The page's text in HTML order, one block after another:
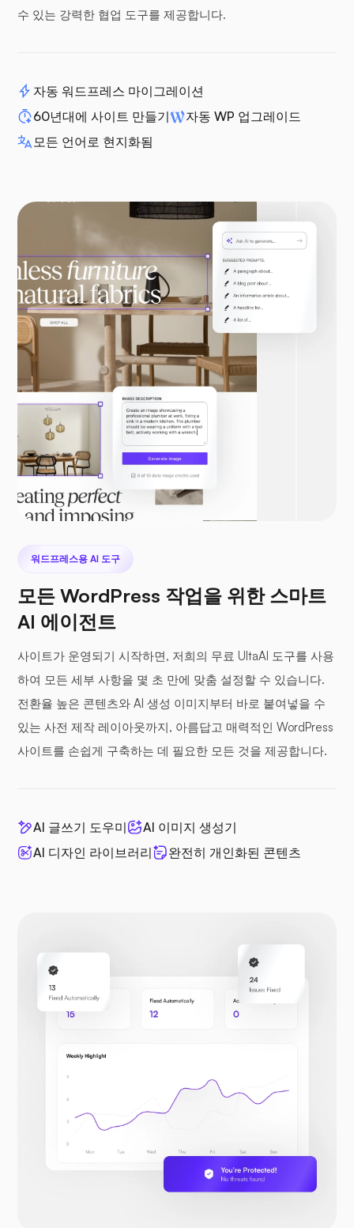
수 있는 강력한 협업 도구를 제공합니다.
자동 워드프레스 마이그레이션
60년대에 사이트 만들기
자동 WP 업그레이드
모든 언어로 현지화됨
워드프레스용 AI 도구
모든 WordPress 작업을 위한 스마트
AI 에이전트
사이트가 운영되기 시작하면, 저희의 무료 UltaAI 도구를 사용
하여 모든 세부 사항을 몇 초 만에 맞춤 설정할 수 있습니다.
전환율 높은 콘텐츠와 AI 생성 이미지부터 바로 붙여넣을 수
있는 사전 제작 레이아웃까지, 아름답고 매력적인 WordPress
사이트를 손쉽게 구축하는 데 필요한 모든 것을 제공합니다.
AI 글쓰기 도우미
AI 이미지 생성기
AI 디자인 라이브러리
완전히 개인화된 콘텐츠